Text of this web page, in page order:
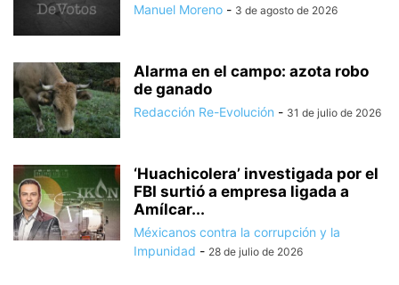
Manuel Moreno - 3 de agosto de 2026
Alarma en el campo: azota robo
de ganado
Redacción Re-Evolución - 31 de julio de 2026
‘Huachicolera’ investigada por el
FBI surtió a empresa ligada a
Amílcar...
Méxicanos contra la corrupción y la
Impunidad - 28 de julio de 2026